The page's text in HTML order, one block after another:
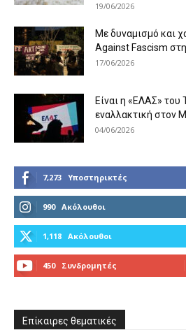
19/06/2026
Με δυναμισμό και
Against Fascism
17/06/2026
Είναι η «ΕΛΑΣ» του
εναλλακτική στον
04/06/2026
7,273 Υποστηρικτές
990 Ακόλουθοι
1,118 Ακόλουθοι
450 Συνδρομητές
Επίκαιρες θεματικές